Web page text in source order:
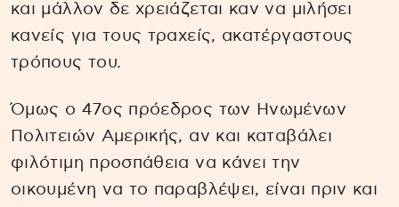
και μάλλον δε χρειάζεται καν να μιλήσει
κανείς για τους τραχείς, ακατέργαστους
τρόπους του.
Όμως ο 47ος πρόεδρος των Ηνωμένων
Πολιτειών Αμερικής, αν και καταβάλει
φιλότιμη προσπάθεια να κάνει την
οικουμένη να το παραβλέψει, είναι πριν και